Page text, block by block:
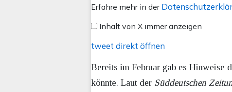
von
anzeigen
Erfahre mehr in der
Inhalt von X immer anzeigen
tweet direkt öffnen
Bereits im Februar gab es Hinweise
könnte. Laut der Süddeutschen